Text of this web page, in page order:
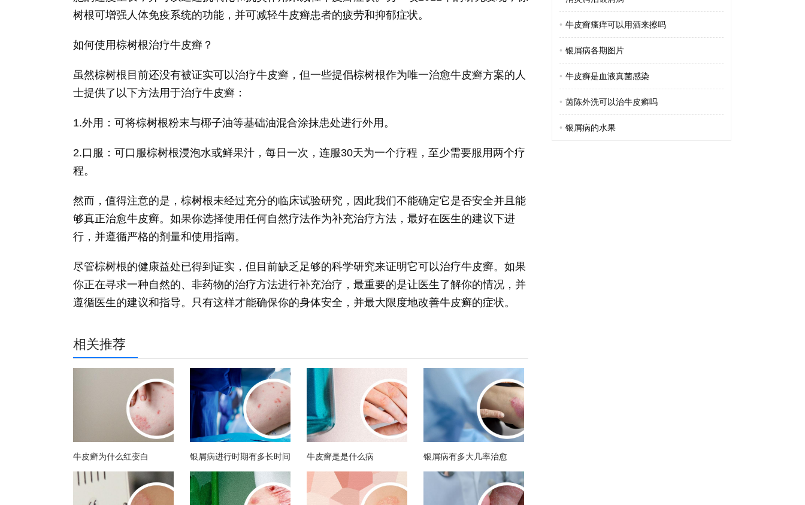
树根可增强人体免疫系统的功能，并可减轻牛皮癣患者的疲劳和抑郁症状。
如何使用棕树根治疗牛皮癣？
虽然棕树根目前还没有被证实可以治疗牛皮癣，但一些提倡棕树根作为唯一治愈牛皮癣方案的人
士提供了以下方法用于治疗牛皮癣：
1.外用：可将棕树根粉末与椰子油等基础油混合涂抹患处进行外用。
2.口服：可口服棕树根浸泡水或鲜果汁，每日一次，连服30天为一个疗程，至少需要服用两个疗
程。
然而，值得注意的是，棕树根未经过充分的临床试验研究，因此我们不能确定它是否安全并且能
够真正治愈牛皮癣。如果你选择使用任何自然疗法作为补充治疗方法，最好在医生的建议下进
行，并遵循严格的剂量和使用指南。
尽管棕树根的健康益处已得到证实，但目前缺乏足够的科学研究来证明它可以治疗牛皮癣。如果
你正在寻求一种自然的、非药物的治疗方法进行补充治疗，最重要的是让医生了解你的情况，并
遵循医生的建议和指导。只有这样才能确保你的身体安全，并最大限度地改善牛皮癣的症状。
相关推荐
牛皮癣为什么红变白 银屑病进行时期有多长时间 牛皮癣是是什么病 银屑病有多大几率治愈
• 牛皮癣瘙痒可以用酒来擦吗
• 银屑病各期图片
• 牛皮癣是血液真菌感染
• 茵陈外洗可以治牛皮癣吗
• 银屑病的水果